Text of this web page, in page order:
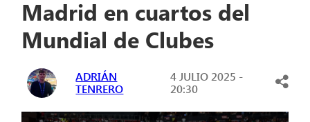
Madrid en cuartos del
Mundial de Clubes
ADRIÁN
TENRERO
4 JULIO 2025 -
20:30